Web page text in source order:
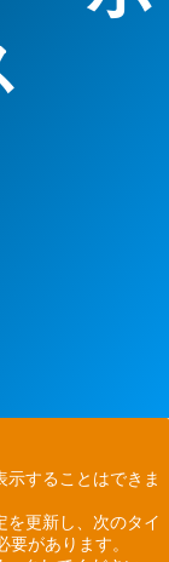
示することはできま
を更新し、次のタイ
があります。